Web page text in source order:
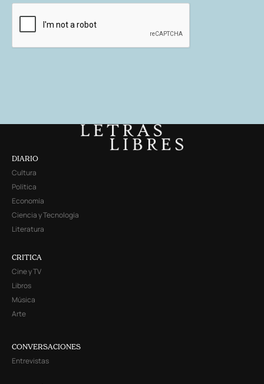
DIARIO
Cultura
Política
Economía
Ciencia y Tecnología
Literatura
CRITICA
Cine y TV
Libros
Música
Arte
CONVERSACIONES
Entrevistas